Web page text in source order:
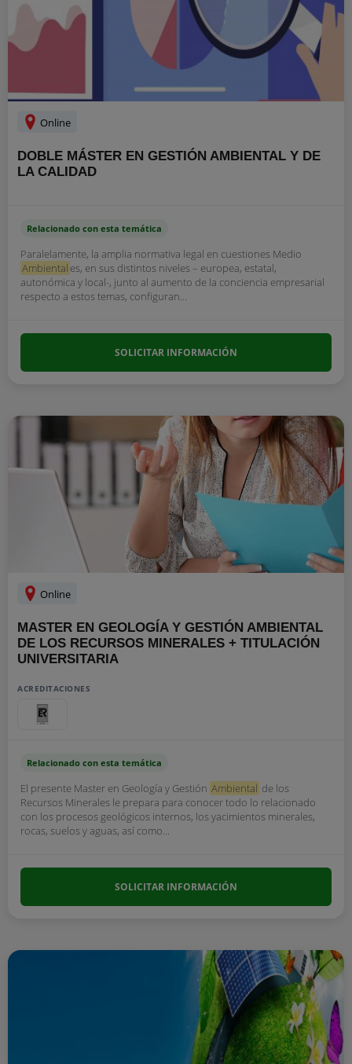
Online
DOBLE MÁSTER EN GESTIÓN AMBIENTAL Y DE
LA CALIDAD
Relacionado con esta temática
Paralelamente, la amplia normativa legal en cuestiones Medio
Ambiental es, en sus distintos niveles – europea, estatal,
autonómica y local-, junto al aumento de la conciencia empresarial
respecto a estos temas, configuran...
SOLICITAR INFORMACIÓN
Online
MASTER EN GEOLOGÍA Y GESTIÓN AMBIENTAL
DE LOS RECURSOS MINERALES + TITULACIÓN
UNIVERSITARIA
ACREDITACIONES
Relacionado con esta temática
El presente Master en Geología y Gestión Ambiental de los
Recursos Minerales le prepara para conocer todo lo relacionado
con los procesos geológicos internos, los yacimientos minerales,
rocas, suelos y aguas, así como...
SOLICITAR INFORMACIÓN